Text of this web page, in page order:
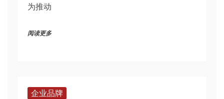
为推动
阅读更多
企业品牌